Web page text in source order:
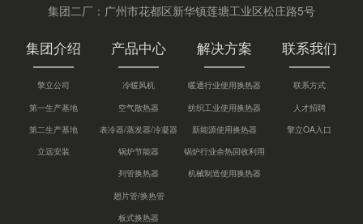
集团二厂：广州市花都区新华镇莲塘工业区松庄路5号
集团介绍
擎立公司
第一生产基地
第二生产基地
立远安装
产品中心
冷暖风机
空气散热器
表冷器/蒸发器/冷凝器
锅炉节能器
列管换热器
翅片管/换热管
板式换热器
解决方案
暖通行业使用换热器
纺织工业使用换热器
新能源使用换热器
锅炉行业余热回收利用
机械制造使用换热器
联系我们
联系方式
人才招聘
擎立OA入口